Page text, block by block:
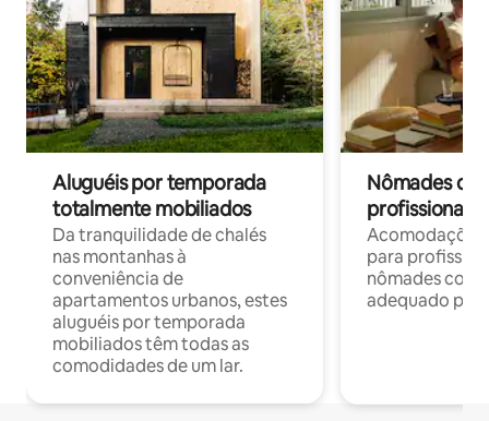
Aluguéis por temporada
totalmente mobiliados
Da tranquilidade de chalés
nas montanhas à
conveniência de
apartamentos urbanos, estes
aluguéis por temporada
mobiliados têm todas as
comodidades de um lar.
Nômades
profissionais
para
nômades com
adequado